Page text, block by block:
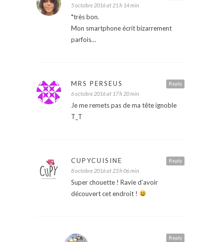
5 octobre 2016 at 21 h 14 min
*très bon.
Mon smartphone écrit bizarrement
parfois…
Reply
MRS PERSEUS
6 octobre 2016 at 17 h 20 min
Je me remets pas de ma tête ignoble
T_T
Reply
CUPYCUISINE
8 octobre 2016 at 23 h 06 min
Super chouette ! Ravie d’avoir
découvert cet endroit !
Reply